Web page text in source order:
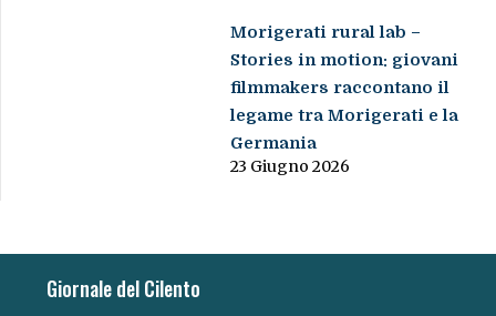
Morigerati rural lab –
Stories in motion: giovani
filmmakers raccontano il
legame tra Morigerati e la
Germania
23 Giugno 2026
Giornale del Cilento